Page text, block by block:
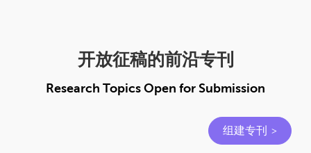
开放征稿的前沿专刊
Research Topics Open for Submission
组建专刊